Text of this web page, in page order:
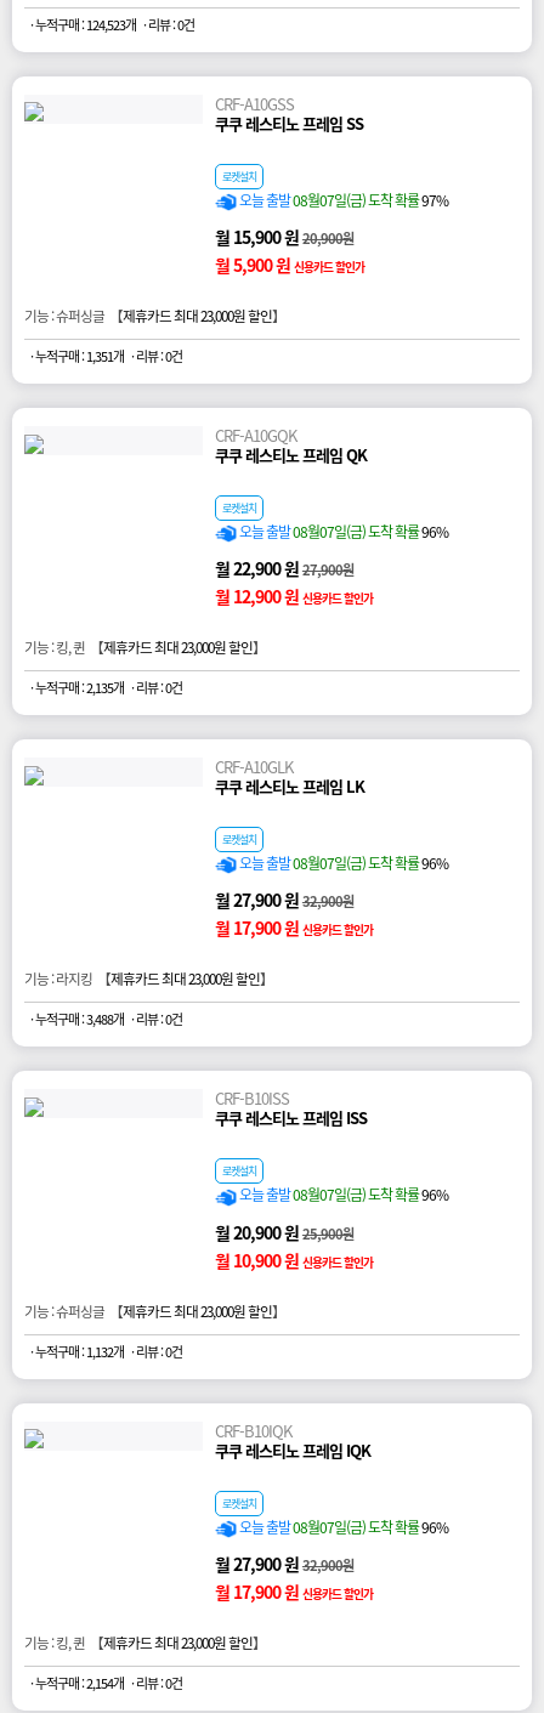
· 누적구매 : 124,523개 · 리뷰 : 0건
CRF-A10GSS
쿠쿠 레스티노 프레임 SS
로켓설치
오늘 출발08월07일(금) 도착 확률97%
월 15,900 원20,900원
월 5,900 원 신용카드 할인가
기능 : 슈퍼싱글 【제휴카드 최대 23,000원 할인】
· 누적구매 : 1,351개 · 리뷰 : 0건
CRF-A10GQK
쿠쿠 레스티노 프레임 QK
로켓설치
오늘 출발08월07일(금) 도착 확률96%
월 22,900 원27,900원
월 12,900 원 신용카드 할인가
기능 : 킹, 퀸 【제휴카드 최대 23,000원 할인】
· 누적구매 : 2,135개 · 리뷰 : 0건
CRF-A10GLK
쿠쿠 레스티노 프레임 LK
로켓설치
오늘 출발08월07일(금) 도착 확률96%
월 27,900 원32,900원
월 17,900 원 신용카드 할인가
기능 : 라지킹 【제휴카드 최대 23,000원 할인】
· 누적구매 : 3,488개 · 리뷰 : 0건
CRF-B10ISS
쿠쿠 레스티노 프레임 ISS
로켓설치
오늘 출발08월07일(금) 도착 확률96%
월 20,900 원25,900원
월 10,900 원 신용카드 할인가
기능 : 슈퍼싱글 【제휴카드 최대 23,000원 할인】
· 누적구매 : 1,132개 · 리뷰 : 0건
CRF-B10IQK
쿠쿠 레스티노 프레임 IQK
로켓설치
오늘 출발08월07일(금) 도착 확률96%
월 27,900 원32,900원
월 17,900 원 신용카드 할인가
기능 : 킹, 퀸 【제휴카드 최대 23,000원 할인】
· 누적구매 : 2,154개 · 리뷰 : 0건